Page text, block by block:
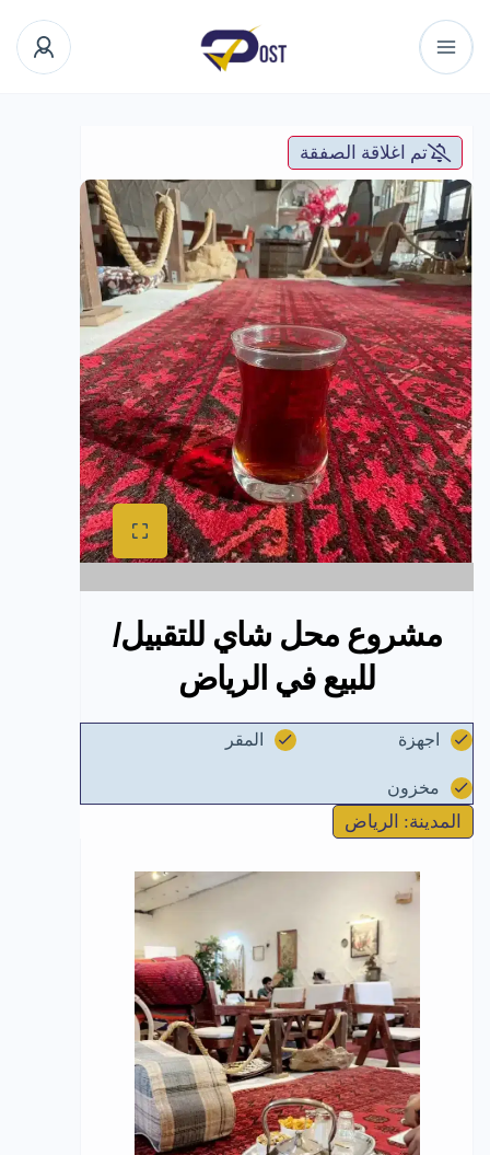
تم اغلاقة الصفقة
مشروع محل شاي للتقبيل/
للبيع في الرياض
اجهزة المقر
مخزون
المدينة: الرياض